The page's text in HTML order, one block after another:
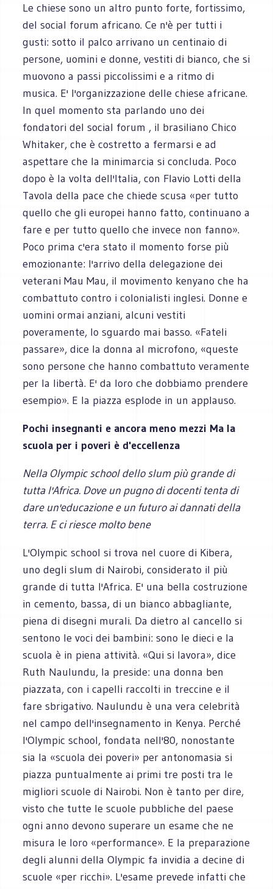
Le chiese sono un altro punto forte, fortissimo,
del social forum africano. Ce n'è per tutti i
gusti: sotto il palco arrivano un centinaio di
persone, uomini e donne, vestiti di bianco, che si
muovono a passi piccolissimi e a ritmo di
musica. E' l'organizzazione delle chiese africane.
In quel momento sta parlando uno dei
fondatori del social forum , il brasiliano Chico
Whitaker, che è costretto a fermarsi e ad
aspettare che la minimarcia si concluda. Poco
dopo è la volta dell'Italia, con Flavio Lotti della
Tavola della pace che chiede scusa «per tutto
quello che gli europei hanno fatto, continuano a
fare e per tutto quello che invece non fanno».
Poco prima c'era stato il momento forse più
emozionante: l'arrivo della delegazione dei
veterani Mau Mau, il movimento kenyano che ha
combattuto contro i colonialisti inglesi. Donne e
uomini ormai anziani, alcuni vestiti
poveramente, lo sguardo mai basso. «Fateli
passare», dice la donna al microfono, «queste
sono persone che hanno combattuto veramente
per la libertà. E' da loro che dobbiamo prendere
esempio». E la piazza esplode in un applauso.
Pochi insegnanti e ancora meno mezzi Ma la
scuola per i poveri è d'eccellenza
Nella Olympic school dello slum più grande di
tutta l'Africa. Dove un pugno di docenti tenta di
dare un'educazione e un futuro ai dannati della
terra. E ci riesce molto bene
L'Olympic school si trova nel cuore di Kibera,
uno degli slum di Nairobi, considerato il più
grande di tutta l'Africa. E' una bella costruzione
in cemento, bassa, di un bianco abbagliante,
piena di disegni murali. Da dietro al cancello si
sentono le voci dei bambini: sono le dieci e la
scuola è in piena attività. «Qui si lavora», dice
Ruth Naulundu, la preside: una donna ben
piazzata, con i capelli raccolti in treccine e il
fare sbrigativo. Naulundu è una vera celebrità
nel campo dell'insegnamento in Kenya. Perché
l'Olympic school, fondata nell'80, nonostante
sia la «scuola dei poveri» per antonomasia si
piazza puntualmente ai primi tre posti tra le
migliori scuole di Nairobi. Non è tanto per dire,
visto che tutte le scuole pubbliche del paese
ogni anno devono superare un esame che ne
misura le loro «performance». E la preparazione
degli alunni della Olympic fa invidia a decine di
scuole «per ricchi». L'esame prevede infatti che